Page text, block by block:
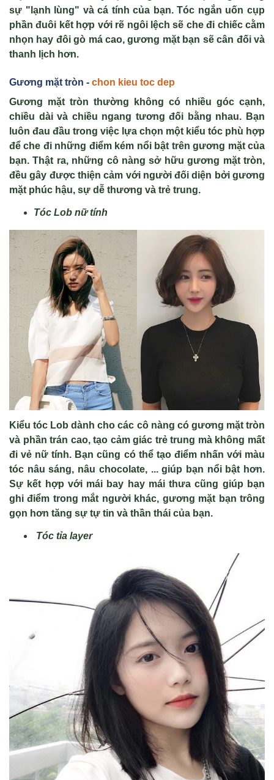
sự "l ạnh lùng" và cá tính của bạn. Tóc ngắn uốn cụp
phần đuôi kết hợp với rẽ ngôi l ệch sẽ che đi chiếc cằm
nhọn hay đôi gò má cao, gương mặt bạn sẽcân đối và
thanh l ịch hơn.
Gương mặt tròn - chon kieu toc dep
Gương mặt tròn thường không có nhiều góc cạnh,
chiều dài và chiều ngang tương đối bằng nhau. Bạn
luôn đau đầu trong việc lựa chọn một kiểu tóc phù hợp
để che đi những điểm kém nổi bật trên gương mặt của
bạn. Thật ra, những cô nàng sở hữu gương mặt tròn,
đều gây được thiện cảm với người đối diện bởi gương
mặt phúc hậu, sự dễ thương và trẻ trung.
Tóc Lob nữ tính
Kiểu tóc Lob dành cho các cô nàng có gương mặt tròn
và phần trán cao, tạo cảm giác trẻ trung mà không mất
đi vẻ nữ tính. Bạn cũng có thể tạo điểm nhấn với màu
tóc nâu sáng, nâu chocolate, ... giúp bạn nổi bật hơn.
Sự kết hợp với mái bay hay mái thưa cũng giúp bạn
ghi điểm trong mắt người khác, gương mặt bạn trông
gọn hơn tăng sự tự tin và thần thái của bạn.
Tóc tỉa layer